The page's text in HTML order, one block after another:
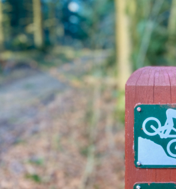
lidt mere komfort